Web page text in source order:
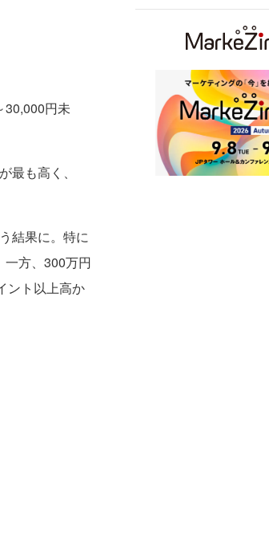
円未
も高く、
結果に。特に
一方、300万円
ント以上高か